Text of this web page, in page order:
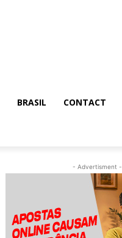
BRASIL CONTACT
- Advertisment -